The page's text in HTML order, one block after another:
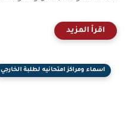
اسماء ومراكز امتحانيه لطلبة الخارجي